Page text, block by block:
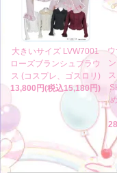
大きいサイズ LVW7001
ローズブランシュブラウ
ス (コスプレ、ゴスロリ)
13,800円(税込15,180円)